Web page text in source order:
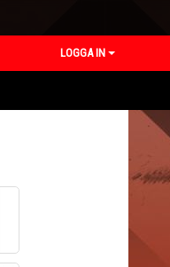
LOGGA IN